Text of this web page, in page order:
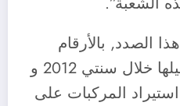
الصدد, بالأرقام
“الخيالية” التي تم تسجيلها خلال سنتي 2012 و
استيراد المركبات على